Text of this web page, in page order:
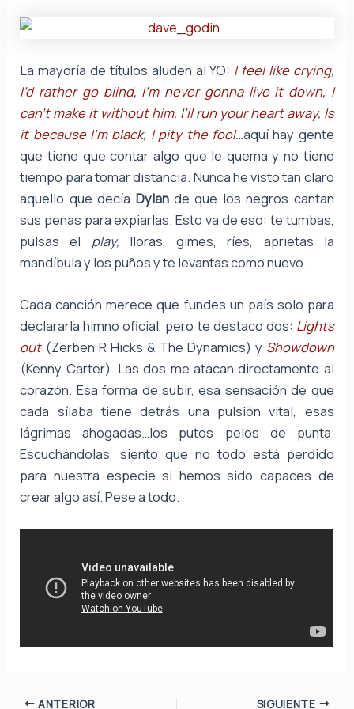
La mayoría de títulos aluden al YO: I feel like crying,
I’d rather go blind, I’m never gonna live it down, I
can’t make it without him, I’ll run your heart away, Is
it because I’m black, I pity the fool…aquí hay gente
que tiene que contar algo que le quema y no tiene
tiempo para tomar distancia. Nunca he visto tan claro
aquello que decía Dylande que los negros cantan
sus penas para expiarlas. Esto va de eso: te tumbas,
pulsas el play, lloras, gimes, ríes, aprietas la
mandíbula y los puños y te levantas como nuevo.
Cada canción merece que fundes un país solo para
declararla himno oficial, pero te destaco dos: Lights
out (Zerben R Hicks & The Dynamics) y Showdown
(Kenny Carter). Las dos me atacan directamente al
corazón. Esa forma de subir, esa sensación de que
cada sílaba tiene detrás una pulsión vital, esas
lágrimas ahogadas…los putos pelos de punta.
Escuchándolas, siento que no todo está perdido
para nuestra especie si hemos sido capaces de
crear algo así. Pese a todo.
ANTERIOR SIGUIENTE